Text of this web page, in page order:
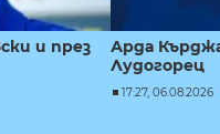
и през
Арда
Лудогорец
17:27, 06.08.2026